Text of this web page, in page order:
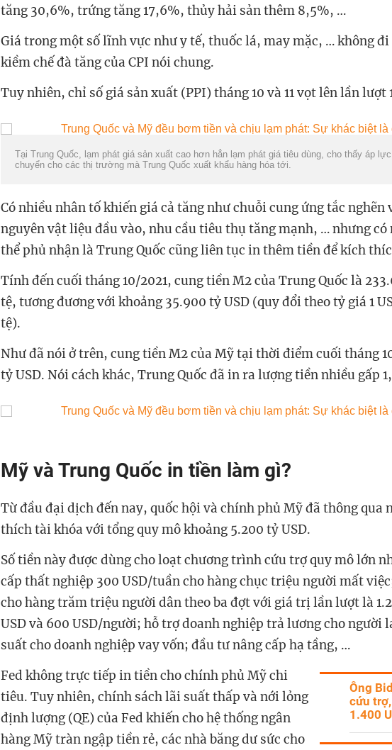
tăng 30,6%, trứng tăng 17,6%, thủy hải sản thêm 8,5%, …
Giá trong một số lĩnh vực như y tế, thuốc lá, may mặc, … không
kiềm chế đà tăng của CPI nói chung.
Tuy nhiên, chỉ số giá sản xuất (PPI) tháng 10 và 11 vọt lên lần lượt
Tại Trung Quốc, lạm phát giá sản xuất cao hơn hẳn lạm phát giá tiêu dùng, cho thấy áp
chuyển cho các thị trường mà Trung Quốc xuất khẩu hàng hóa tới.
Có nhiều nhân tố khiến giá cả tăng như chuỗi cung ứng tắc
nguyên vật liệu đầu vào, nhu cầu tiêu thụ tăng mạnh, … nhưng có
thể phủ nhận là Trung Quốc cũng liên tục in thêm tiền để kích
Tính đến cuối tháng 10/2021, cung tiền M2 của Trung Quốc là
tệ, tương đương với khoảng 35.900 tỷ USD (quy đổi theo tỷ giá 1
tệ).
Như đã nói ở trên, cung tiền M2 của Mỹ tại thời điểm cuối tháng
tỷ USD. Nói cách khác, Trung Quốc đã in ra lượng tiền nhiều gấp
Mỹ và Trung Quốc in tiền làm gì?
Từ đầu đại dịch đến nay, quốc hội và chính phủ Mỹ đã thông qua
thích tài khóa với tổng quy mô khoảng 5.200 tỷ USD.
Số tiền này được dùng cho loạt chương trình cứu trợ quy mô lớn
cấp thất nghiệp 300 USD/tuần cho hàng chục triệu người mất
cho hàng trăm triệu người dân theo ba đợt với giá trị lần lượt là
USD và 600 USD/người; hỗ trợ doanh nghiệp trả lương cho người
suất cho doanh nghiệp vay vốn; đầu tư nâng cấp hạ tầng, …
Ông
cứu
1.400
Fed không trực tiếp in tiền cho chính phủ Mỹ chi
tiêu. Tuy nhiên, chính sách lãi suất thấp và nới lỏng
định lượng (QE) của Fed khiến cho hệ thống ngân
hàng Mỹ tràn ngập tiền rẻ, các nhà băng dư sức cho